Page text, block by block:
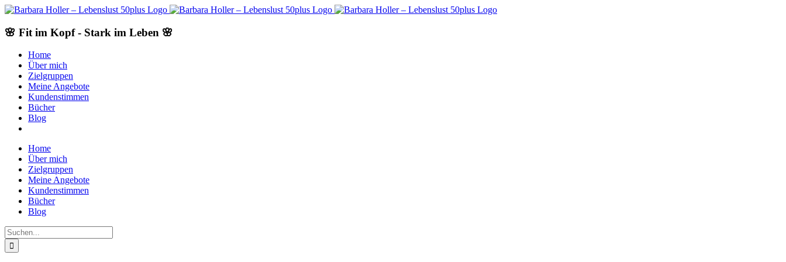
Skip
content
🌸 Fit im Kopf - Stark im Leben 🌸
Home
Über mich
Zielgruppen
Meine Angebote
Kundenstimmen
Bücher
Blog
Home
Über mich
Zielgruppen
Meine Angebote
Kundenstimmen
Bücher
Blog
Suche
nach: